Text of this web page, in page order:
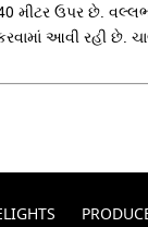
મીટર ઉપર છે.
આવી રહી છે.